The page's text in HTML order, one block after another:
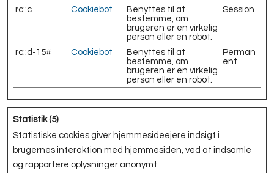
rc::c Cookiebot
Benyttes til at
bestemme, om
brugeren er en virkelig
person eller en robot.
Session
rc::d-15# Cookiebot
Benyttes til at
bestemme, om
brugeren er en virkelig
person eller en robot.
Perman
ent
Statistik (5)
Statistiske cookies giver hjemmesideejere indsigt i
brugernes interaktion med hjemmesiden, ved at indsamle
og rapportere oplysninger anonymt.